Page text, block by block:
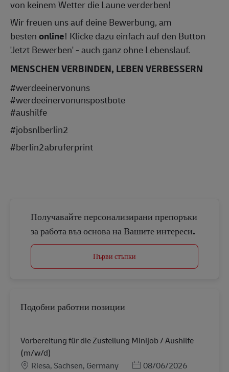
von keinem Wetter die Laune verderben!
Wir freuen uns auf deine Bewerbung, am
bestenonline! Klicke dazu einfach auf den Button
'Jetzt Bewerben' - auch ganz ohne Lebenslauf.
MENSCHEN VERBINDEN, LEBEN VERBESSERN
#werdeeinervonuns
#werdeeinervonunspostbote
#aushilfe
#jobsnlberlin2
#berlin2abruferprint
Получавайте персонализирани препоръки
за работа въз основа на Вашите интереси.
Първи стъпки
Подобни работни позиции
Vorbereitung für die Zustellung Minijob / Aushilfe
(m/w/d)
Местоположение
Riesa, Sachsen, Germany Posted Date
08/06/2026